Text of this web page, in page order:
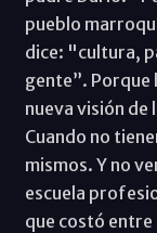
pueblo
dice: "cultura,
gente”. Porque
nueva visión de
Cuando no
mismos. Y no
escuela
que costó